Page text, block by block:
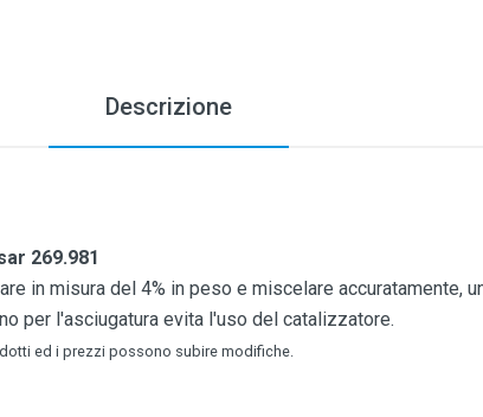
Descrizione
269.981
in misura del 4% in peso e miscelare accuratamente,
per l'asciugatura evita l'uso del catalizzatore.
ed i prezzi possono subire modifiche.